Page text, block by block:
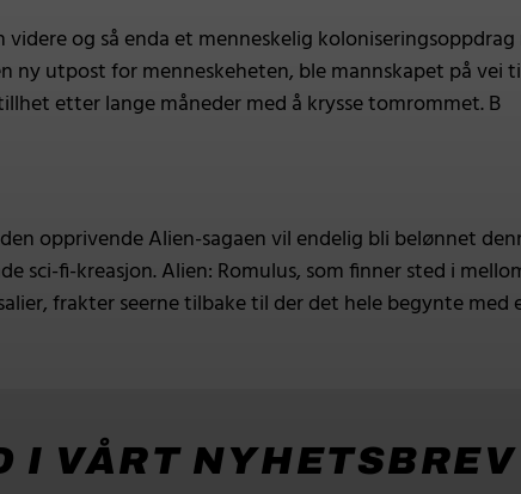
og så enda et menneskelig
ny utpost for menneskeheten, ble mannskapet på
etter lange måneder med å krysse tomrommet. B
opprivende Alien-sagaen vil endelig bli belønnet
sci-fi-kreasjon. Alien: Romulus, som finner sted i
frakter seerne tilbake til der det hele begynte
I VÅRT NYHETSBREV